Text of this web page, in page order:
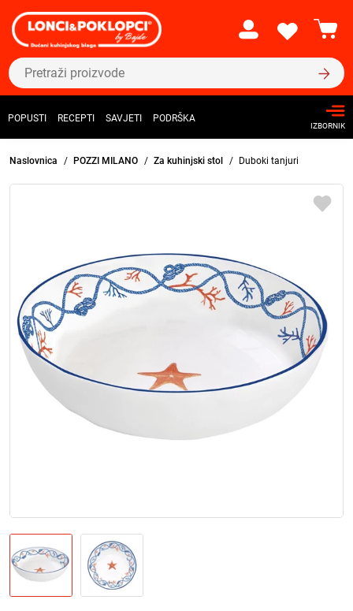
POPUSTI RECEPTI SAVJETI PODRŠKA
IZBORNIK
Naslovnica POZZI MILANO Za kuhinjski stol Duboki tanjuri